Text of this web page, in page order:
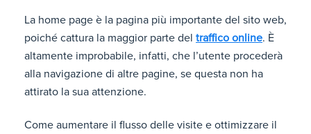
La home page è la pagina più importante del sito web,
poiché cattura la maggior parte del traffico online. È
altamente improbabile, infatti, che l’utente procederà
alla navigazione di altre pagine, se questa non ha
attirato la sua attenzione.
Come aumentare il flusso delle visite e ottimizzare il